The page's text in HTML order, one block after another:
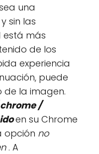
una
sin las
está más
de los
experiencia
puede
de la imagen.
/
en su Chrome
opción no
. A